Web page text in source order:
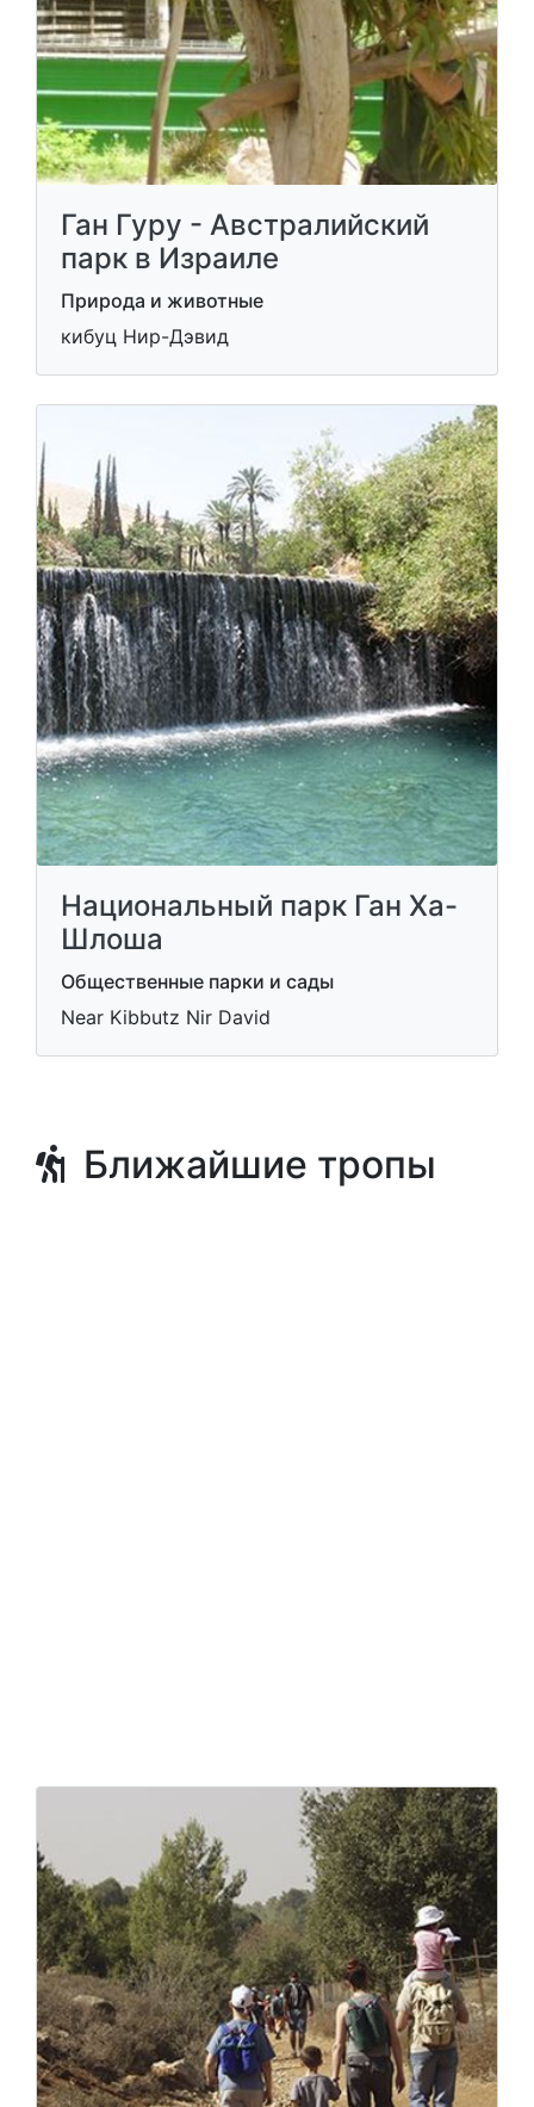
Ган Гуру - Австралийский
парк в Израиле
Природа и животные
кибуц Нир-Дэвид
Национальный парк Ган Ха-
Шлоша
Общественные парки и сады
Near Kibbutz Nir David
Ближайшие тропы